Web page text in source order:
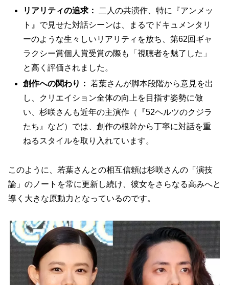
リアリティの追求：
二人の共演作、特に『アンメッ
ト』で見せた対話シーンは、まるでドキュメンタリ
ーのような生々しいリアリティを放ち、第62回ギャ
ラクシー賞個人賞受賞の際も「視聴者を魅了した」
と高く評価されました。
創作への関わり：
若葉さんが脚本段階から意見を出
し、クリエイション全体の向上を目指す姿勢に倣
い、杉咲さんも近年の主演作（『52ヘルツのクジラ
たち』など）では、創作の根幹から丁寧に対話を重
ねるスタイルを取り入れています。
このように、若葉さんとの相互信頼は杉咲さんの「演技
論」のノートを常に更新し続け、彼女をさらなる高みへと
導く大きな原動力となっているのです。